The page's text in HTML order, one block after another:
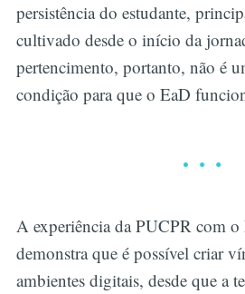
persistência do estudante,
cultivado desde o início da
pertencimento, portanto, não é
condição para que o EaD
A experiência da PUCPR com
demonstra que é possível criar
ambientes digitais, desde que a